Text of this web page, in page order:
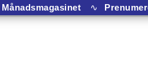
Månadsmagasinet ∿